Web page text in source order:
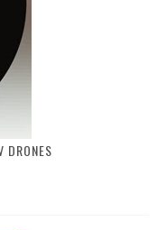
DRONES